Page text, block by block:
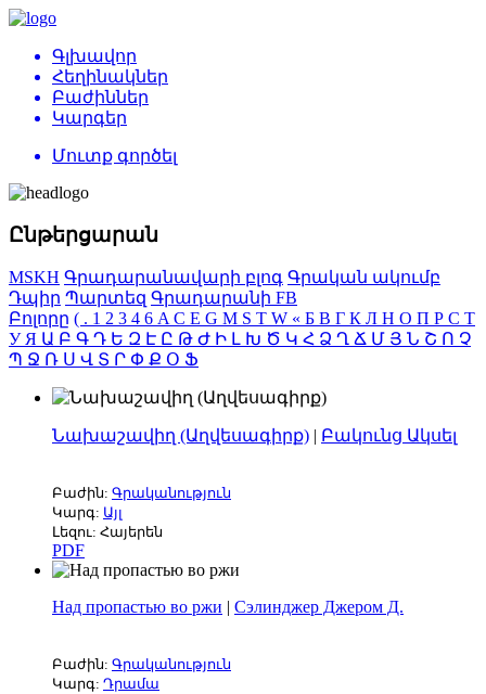
Գլխավոր
Հեղինակներ
Բաժիններ
Կարգեր
Մուտք գործել
Ընթերցարան
MSKH Գրադարանավարի բլոգ Գրական ակումբ
Դպիր Պարտեզ Գրադարանի FB
Բոլորը ( . 1 2 3 4 6 AC E G M S T W « Б В Г К Л Н О П Р С Т
УЯ Ա Բ Գ Դ Ե Զ Է Ը Թ Ժ Ի Լ Խ Ծ Կ Հ Ձ Ղ Ճ Մ Յ Ն Շ Ո Չ
Պ Ջ Ռ Ս Վ Տ Ր Փ Ք Օ Ֆ
Նախաշավիղ (Աղվեսագիրք) | Բակունց Ակսել
Բաժին: Գրականություն
Կարգ: Այլ
Լեզու: Հայերեն
PDF
Над пропастью во ржи | Сэлинджер Джером Д.
Բաժին: Գրականություն
Կարգ: Դրամա